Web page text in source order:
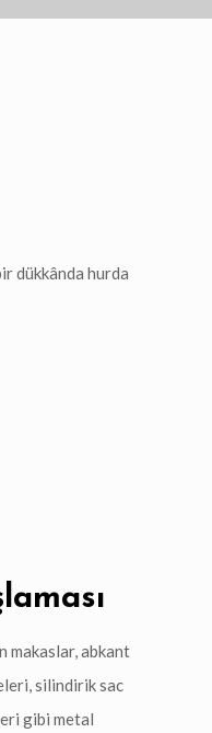
dükkânda hurda
makaslar, abkant
silindirik sac
gibi metal